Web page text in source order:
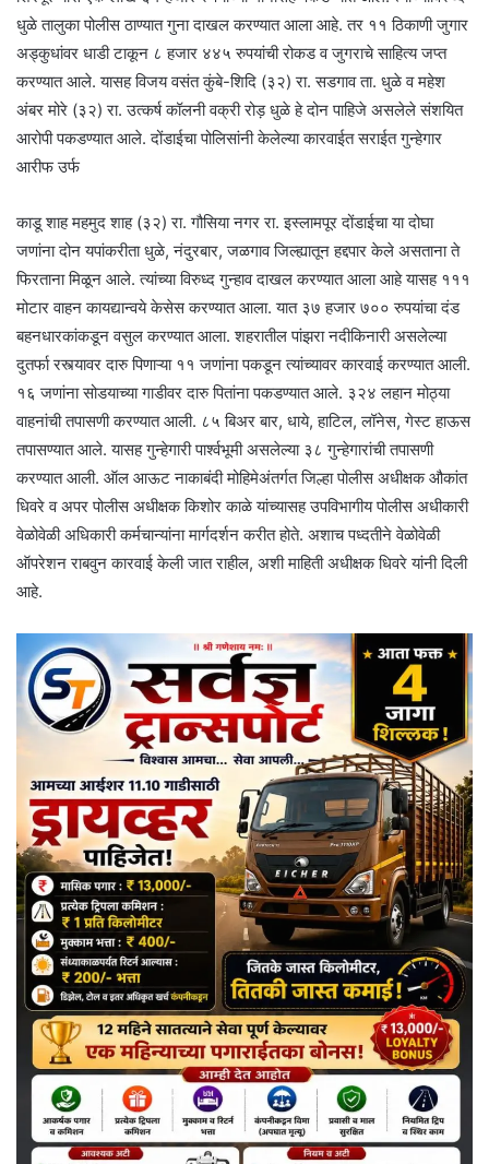
धुळे तालुका पोलीस ठाण्यात गुना दाखल करण्यात आला आहे. तर ११ ठिकाणी जुगार
अड्कुधांवर धाडी टाकून ८ हजार ४४५ रुपयांची रोकड व जुगराचे साहित्य जप्त
करण्यात आले. यासह विजय वसंत कुंबे-शिदि (३२) रा. सडगाव ता. धुळे व महेश
अंबर मोरे (३२) रा. उत्कर्ष कॉलनी वक्री रोड़ धुळे हे दोन पाहिजे असलेले संशयित
आरोपी पकडण्यात आले. दोंडाईचा पोलिसांनी केलेल्या कारवाईत सराईत गुन्हेगार
आरीफ उर्फ
काडू शाह महमुद शाह (३२) रा. गौसिया नगर रा. इस्लामपूर दोंडाईचा या दोघा
जणांना दोन यपांकरीता धुळे, नंदुरबार, जळगाव जिल्ह्यातून हद्दपार केले असताना ते
फिरताना मिळून आले. त्यांच्या विरुध्द गुन्हाव दाखल करण्यात आला आहे यासह १११
मोटार वाहन कायद्यान्वये केसेस करण्यात आला. यात ३७ हजार ७०० रुपयांचा दंड
बहनधारकांकडून वसुल करण्यात आला. शहरातील पांझरा नदीकिनारी असलेल्या
दुतर्फा रस्त्यावर दारु पिणाऱ्या ११ जणांना पकडून त्यांच्यावर कारवाई करण्यात आली.
१६ जणांना सोडयाच्या गाडीवर दारु पितांना पकडण्यात आले. ३२४ लहान मोठ्या
वाहनांची तपासणी करण्यात आली. ८५ बिअर बार, धाये, हाटिल, लॉनेस, गेस्ट हाऊस
तपासण्यात आले. यासह गुन्हेगारी पार्श्वभूमी असलेल्या ३८ गुन्हेगारांची तपासणी
करण्यात आली. ऑल आऊट नाकाबंदी मोहिमेअंतर्गत जिल्हा पोलीस अधीक्षक औकांत
धिवरे व अपर पोलीस अधीक्षक किशोर काळे यांच्यासह उपविभागीय पोलीस अधीकारी
वेळोवेळी अधिकारी कर्मचान्यांना मार्गदर्शन करीत होते. अशाच पध्दतीने वेळोवेळी
ऑपरेशन राबवुन कारवाई केली जात राहील, अशी माहिती अधीक्षक धिवरे यांनी दिली
आहे.